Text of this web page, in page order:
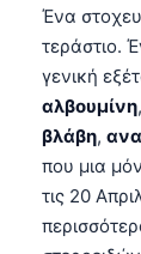
Ένα
τεράστιο.
γενική
αλβουμίνη,
βλάβη,
που μια
τις 20